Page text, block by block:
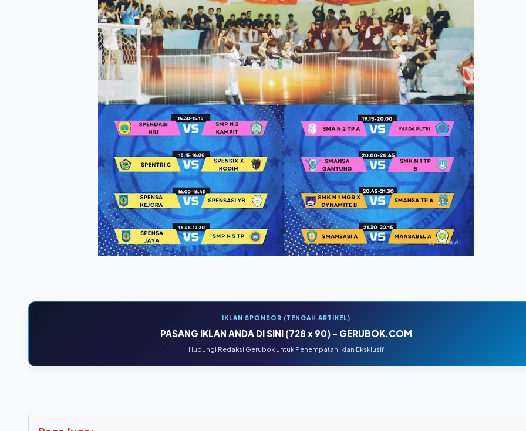
IKLAN SPONSOR (TENGAH ARTIKEL)
PASANG IKLAN ANDA DI SINI (728 x 90) - GERUBOK.COM
Hubungi Redaksi Gerubok untuk Penempatan Iklan Eksklusif